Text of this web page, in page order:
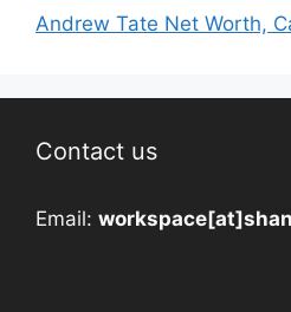
Andrew Tate Net Worth,
Contact us
Email: